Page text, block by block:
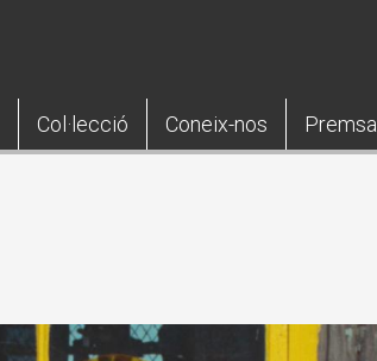
Col·lecció Coneix-nos Premsa